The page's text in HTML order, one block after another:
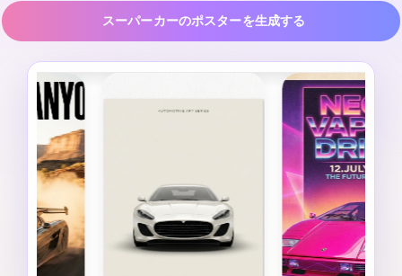
スーパーカーのポスターを生成する